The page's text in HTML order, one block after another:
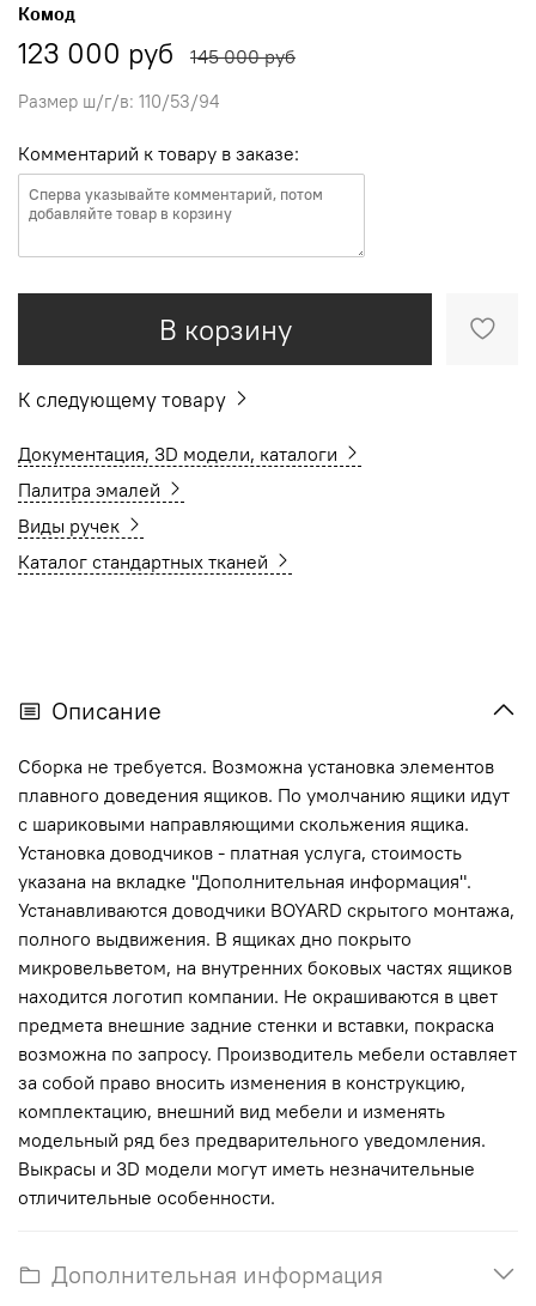
Комод
123 000 руб 145 000 руб
Размер ш/г/в: 110/53/94
Комментарий к товару в заказе:
В корзину
К следующему товару
Документация, 3D модели, каталоги
Палитра эмалей
Виды ручек
Каталог стандартных тканей
Описание
Сборка не требуется. Возможна установка элементов
плавного доведения ящиков. По умолчанию ящики идут
с шариковыми направляющими скольжения ящика.
Установка доводчиков - платная услуга, стоимость
указана на вкладке "Дополнительная информация".
Устанавливаются доводчики BOYARD скрытого монтажа,
полного выдвижения. В ящиках дно покрыто
микровельветом, на внутренних боковых частях ящиков
находится логотип компании. Не окрашиваются в цвет
предмета внешние задние стенки и вставки, покраска
возможна по запросу. Производитель мебели оставляет
за собой право вносить изменения в конструкцию,
комплектацию, внешний вид мебели и изменять
модельный ряд без предварительного уведомления.
Выкрасы и 3D модели могут иметь незначительные
отличительные особенности.
Дополнительная информация